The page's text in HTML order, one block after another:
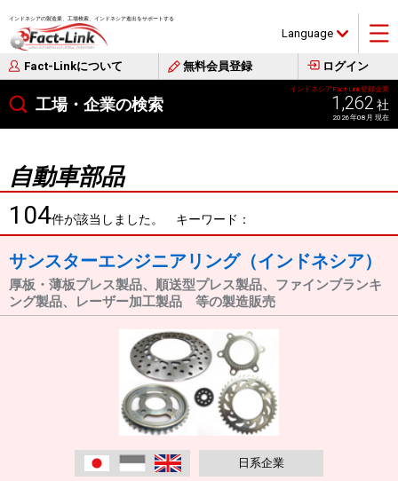
インドネシアの製造業、工場検索、インドネシア進出をサポートする
Language
Fact-Linkについて 無料会員登録 ログイン
工場・企業の検索
インドネシアFact-Link登録企業
1,262 社
2026年08月 現在
自動車部品
104件が該当しました。 キーワード：
サンスターエンジニアリング（インドネシア）
厚板・薄板プレス製品、順送型プレス製品、ファインブランキ
ング製品、レーザー加工製品 等の製造販売
日本語 Indonesia 日系企業